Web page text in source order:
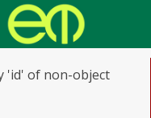
'id' of non-object